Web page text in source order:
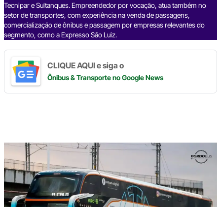
Tecnipar e Sultanques. Empreendedor por vocação, atua também no
setor de transportes, com experiência na venda de passagens,
comercialização de ônibus e passagem por empresas relevantes do
segmento, como a Expresso São Luiz.
CLIQUE AQUI e siga o
Ônibus & Transporteno Google News
Digite
aqui
o
seu
e-
mail